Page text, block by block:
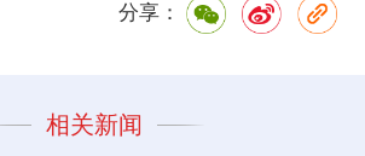
分享：
相关新闻